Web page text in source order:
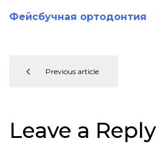
Фейсбучная ортодонтия
Previous article
Leave a Reply